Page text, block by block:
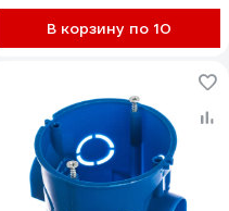
В корзину по 10